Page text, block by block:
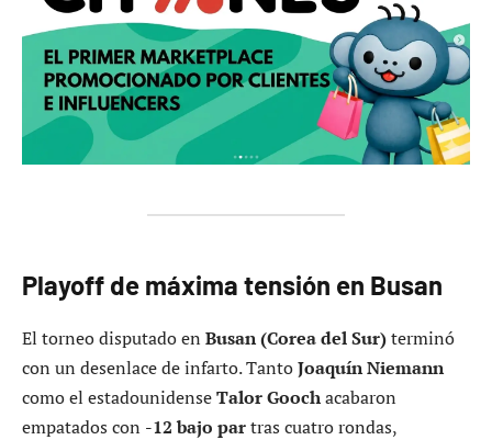
Playoff de máxima tensión en Busan
El torneo disputado en Busan (Corea del Sur)terminó
con un desenlace de infarto. TantoJoaquín Niemann
como el estadounidenseTalor Goochacabaron
empatados con -12 bajo partras cuatro rondas,